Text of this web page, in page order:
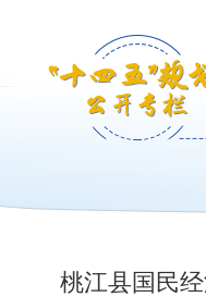
桃江县国民